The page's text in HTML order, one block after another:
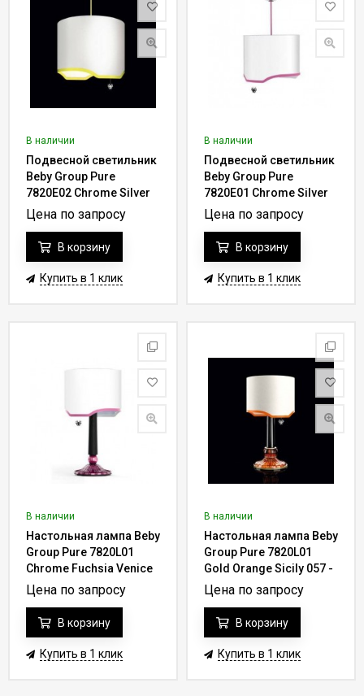
В наличии
Подвесной светильник
Beby Group Pure
7820E02 Chrome Silver
Grey 041 - champagne
Цена по запросу
В корзину
Купить в 1 клик
В наличии
Подвесной светильник
Beby Group Pure
7820E01 Chrome Silver
Cortina 017 - rose
Цена по запросу
В корзину
Купить в 1 клик
В наличии
Настольная лампа Beby
Group Pure 7820L01
Chrome Fuchsia Venice
017 - rose
Цена по запросу
В корзину
Купить в 1 клик
В наличии
Настольная лампа Beby
Group Pure 7820L01
Gold Orange Sicily 057 -
vintage rose
Цена по запросу
В корзину
Купить в 1 клик